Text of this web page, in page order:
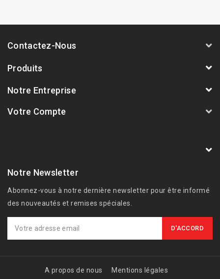
Contactez-Nous
Produits
Notre Entreprise
Votre Compte
Notre Newsletter
Abonnez-vous à notre dernière newsletter pour être informé
des nouveautés et remises spéciales.
A propos de nous Mentions légales